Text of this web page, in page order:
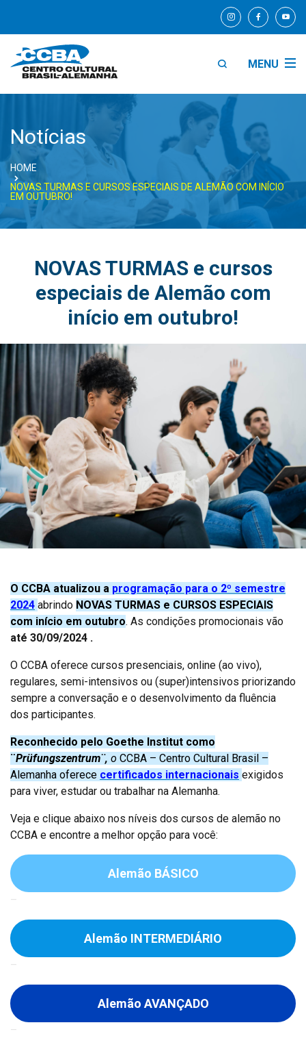
MENU
Notícias
HOME
NOVAS TURMAS E CURSOS ESPECIAIS DE ALEMÃO COM INÍCIO
EM OUTUBRO!
NOVAS TURMAS e cursos
especiais de Alemão com
início em outubro!
O CCBA atualizou a programação para o 2º semestre
2024 abrindo NOVAS TURMAS e CURSOS ESPECIAIS
com início em outubro. As condições promocionais vão
até 30/09/2024 .
O CCBA oferece cursos presenciais, online (ao vivo),
regulares, semi-intensivos ou (super)intensivos priorizando
sempre a conversação e o desenvolvimento da fluência
dos participantes.
Reconhecido pelo Goethe Institut como
¨Prüfungszentrum¨, o CCBA – Centro Cultural Brasil –
Alemanha oferece certificados internacionais exigidos
para viver, estudar ou trabalhar na Alemanha.
Veja e clique abaixo nos níveis dos cursos de alemão no
CCBA e encontre a melhor opção para você:
Alemão BÁSICO
–
Alemão INTERMEDIÁRIO
–
Alemão AVANÇADO
–